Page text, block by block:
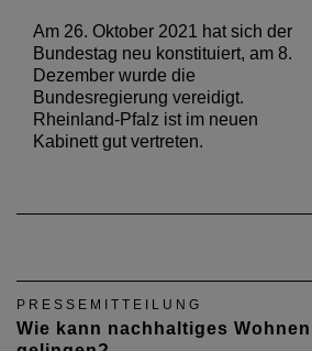
Dezember wurde die
Bundesregierung vereidigt.
Rheinland-Pfalz ist im neuen
Kabinett gut vertreten.
Wie kann nachhaltiges Wohnen
gelingen?
Fachreise von Finanzministerin Doris